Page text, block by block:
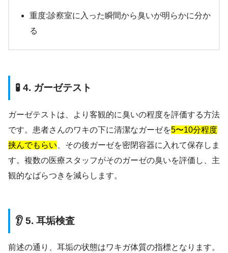
重度:診察室に入った瞬間から臭いが明らかに分か
る
🧪 4. ガーゼテスト
ガーゼテストは、より客観的に臭いの程度を評価する方法
です。患者さんのワキの下に清潔なガーゼを5〜10分程度
挟んでもらい 、その後ガーゼを密閉容器に入れて保存しま
す。複数の医療スタッフがそのガーゼの臭いを評価し、主
観的なばらつきを減らします。
👂 5. 耳垢検査
前述の通り、耳垢の状態はワキガ体質の指標となります。